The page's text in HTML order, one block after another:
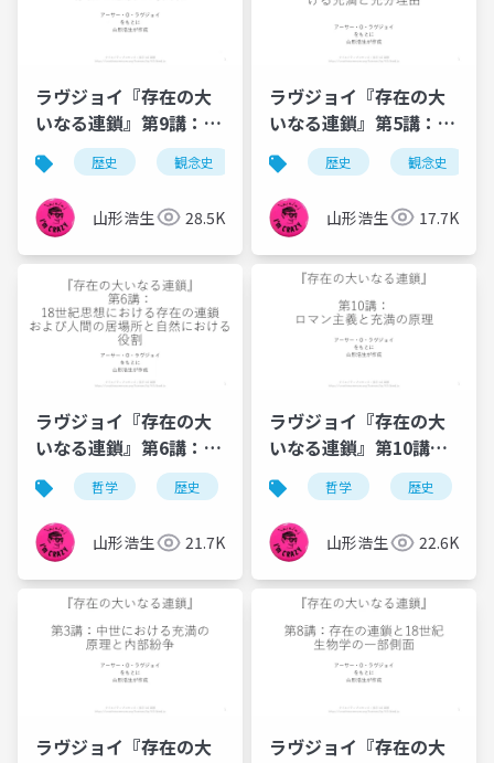
ラヴジョイ『存在の大
いなる連鎖』第9講：存
在の連鎖の時間化
歴史 観念史 哲学 充満の原理
山形浩生 28.5K
ラヴジョイ『存在の大
いなる連鎖』第5講：ラ
イプニッツ＆スピノザ
歴史 観念史
山形浩生 17.7K
ラヴジョイ『存在の大
いなる連鎖』第6講：18
世紀の人間の立ち位置
哲学 歴史 観念史 充満の原理
山形浩生 21.7K
ラヴジョイ『存在の大
いなる連鎖』第10講：
ロマン主義と充満の原
理
哲学 歴史
山形浩生 22.6K
ラヴジョイ『存在の大
ラヴジョイ『存在の大